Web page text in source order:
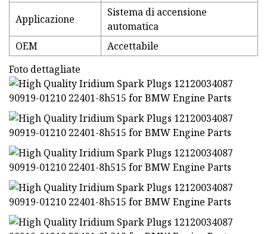
Applicazione
Sistema di accensione
automatica
OEM
Accettabile
Foto dettagliate